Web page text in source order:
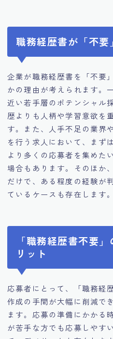
職務経歴書が「不
企業が職務経歴書を「不要
かの理由が考えられます。
近い若手層のポテンシャル
歴よりも人柄や学習意欲を
す。また、人手不足の業界
を行う求人において、まず
より多くの応募者を集めた
場合もあります。そのほか
だけで、ある程度の経験が
ているケースも存在します。
「職務経歴書不要
リット
応募者にとって、「職務経
作成の手間が大幅に削減で
ます。応募の準備にかかる
が苦手な方でも応募しやす